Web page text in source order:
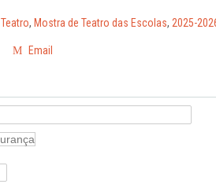
Teatro, Mostra de Teatro das Escolas, 2025-
Email